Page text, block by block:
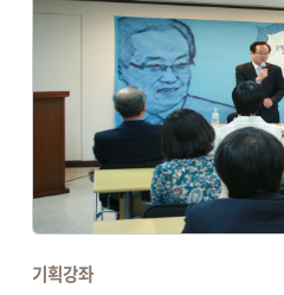
기획강좌